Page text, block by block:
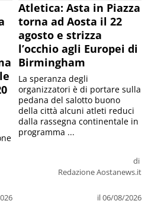
Atletica: Asta in Piazza
torna ad Aosta il 22
agosto e strizza
l’occhio agli Europei di
Birmingham
di
Redazione Aostanews.it
il 06/08/2026
La speranza degli
organizzatori è di portare sulla
pedana del salotto buono
della città alcuni atleti reduci
dalla rassegna continentale in
programma ...